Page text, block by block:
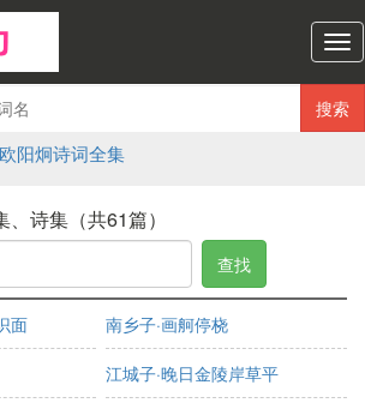
诗
词
名
句
搜索
欧阳炯诗词全集
诗集（共61篇）
查找
面 南乡子·画舸停桡
江城子·晚日金陵岸草平